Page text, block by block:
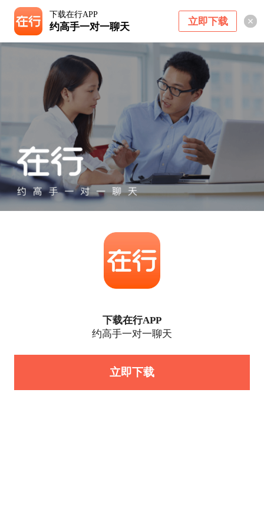
下载在行APP
约高手一对一聊天 立即下载
下载在行APP
约高手一对一聊天
立即下载